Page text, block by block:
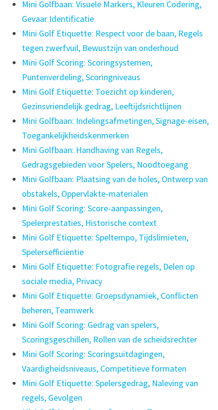
Mini Golfbaan: Visuele Markers, Kleuren Codering,
Gevaar Identificatie
Mini Golf Etiquette: Respect voor de baan, Regels
tegen zwerfvuil, Bewustzijn van onderhoud
Mini Golf Scoring: Scoringsystemen,
Puntenverdeling, Scoringniveaus
Mini Golf Etiquette: Toezicht op kinderen,
Gezinsvriendelijk gedrag, Leeftijdsrichtlijnen
Mini Golfbaan: Indelingsafmetingen, Signage-eisen,
Toegankelijkheidskenmerken
Mini Golfbaan: Handhaving van Regels,
Gedragsgebieden voor Spelers, Noodtoegang
Mini Golfbaan: Plaatsing van de holes, Ontwerp van
obstakels, Oppervlakte-materialen
Mini Golf Scoring: Score-aanpassingen,
Spelerprestaties, Historische context
Mini Golf Etiquette: Speltempo, Tijdslimieten,
Spelersefficiëntie
Mini Golf Etiquette: Fotografie regels, Delen op
sociale media, Privacy
Mini Golf Etiquette: Groepsdynamiek, Conflicten
beheren, Teamwerk
Mini Golf Scoring: Gedrag van spelers,
Scoringsgeschillen, Rollen van de scheidsrechter
Mini Golf Scoring: Scoringsuitdagingen,
Vaardigheidsniveaus, Competitieve formaten
Mini Golf Etiquette: Spelersgedrag, Naleving van
regels, Gevolgen